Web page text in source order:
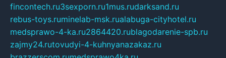
fincontech.ru3sexporn.ru1mus.rudarksand.ru
rebus-toys.ruminelab-msk.rualabuga-cityhotel.ru
medsprawo-4-ka.ru2864420.rublagodarenie-spb.ru
zajmy24.rutovudyi-4-kuhnyanazakaz.ru